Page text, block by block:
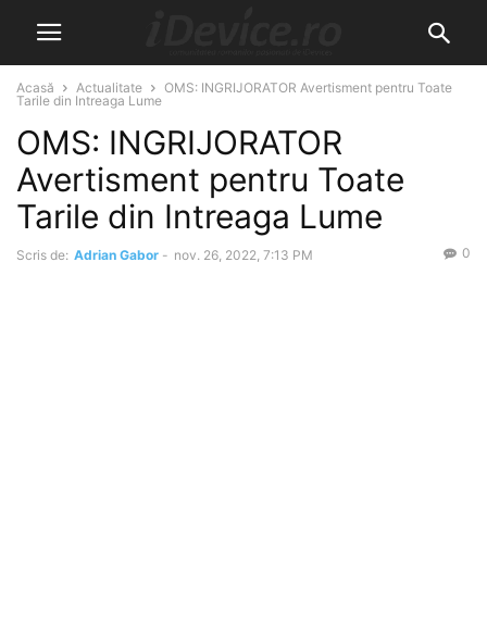
Acasă Actualitate
OMS: INGRIJORATOR Avertisment pentru Toate
Tarile din Intreaga Lume
OMS: INGRIJORATOR
Avertisment pentru Toate
Tarile din Intreaga Lume
Scris de: Adrian Gabor - nov. 26, 2022, 7:13 PM 0